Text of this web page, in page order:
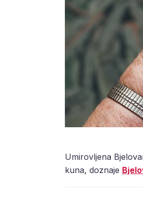
Umirovljena
kuna, doznaje